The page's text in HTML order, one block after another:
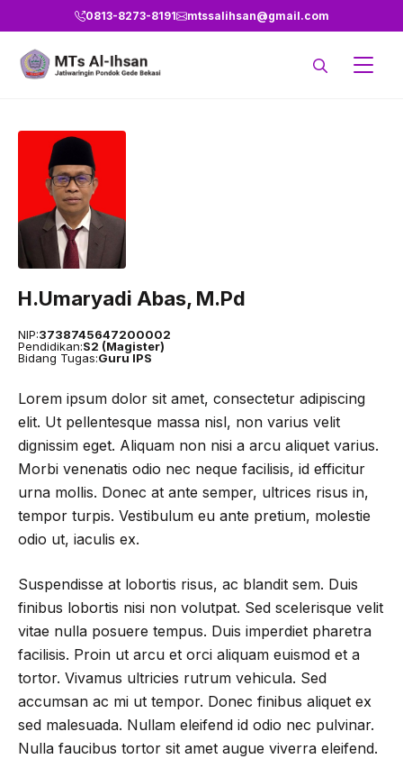
ke
0813-8273-8191 mtssalihsan@gmail.com
H.Umaryadi Abas, M.Pd
NIP:3738745647200002
Pendidikan:S2 (Magister)
Bidang Tugas:Guru IPS
Lorem ipsum dolor sit amet, consectetur adipiscing
elit. Ut pellentesque massa nisl, non varius velit
dignissim eget. Aliquam non nisi a arcu aliquet varius.
Morbi venenatis odio nec neque facilisis, id efficitur
urna mollis. Donec at ante semper, ultrices risus in,
tempor turpis. Vestibulum eu ante pretium, molestie
odio ut, iaculis ex.
Suspendisse at lobortis risus, ac blandit sem. Duis
finibus lobortis nisi non volutpat. Sed scelerisque velit
vitae nulla posuere tempus. Duis imperdiet pharetra
facilisis. Proin ut arcu et orci aliquam euismod et a
tortor. Vivamus ultricies rutrum vehicula. Sed
accumsan ac mi ut tempor. Donec finibus aliquet ex
sed malesuada. Nullam eleifend id odio nec pulvinar.
Nulla faucibus tortor sit amet augue viverra eleifend.